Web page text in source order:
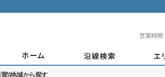
営業時間
))地域から探す